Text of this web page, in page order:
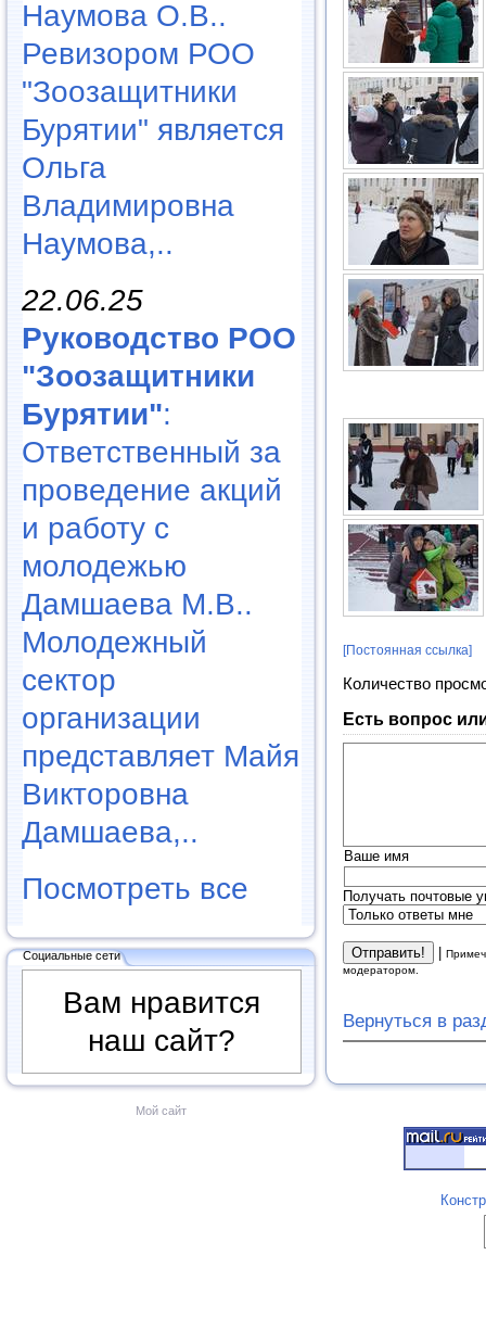
Наумова О.В..
Ревизором РОО
"Зоозащитники
Бурятии" является
Ольга
Владимировна
Наумова,..
22.06.25
Руководство РОО
"Зоозащитники
Бурятии":
Ответственный за
проведение акций
и работу с
молодежью
Дамшаева М.В..
Молодежный
сектор
организации
представляет Майя
Викторовна
Дамшаева,..
Посмотреть все
Социальные сети
Вам нравится
наш сайт?
Мой сайт
[Постоянная ссылка]
Количество
Есть вопрос
Ваше имя
Получать почтовые
модератором.
Вернуться в